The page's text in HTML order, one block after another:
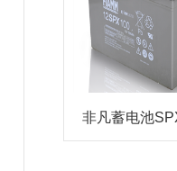
非凡蓄电池